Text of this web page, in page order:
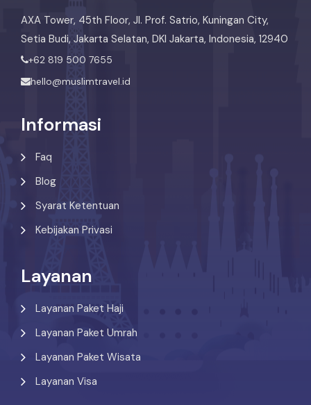
AXA Tower, 45th Floor, Jl. Prof. Satrio, Kuningan City,
Setia Budi, Jakarta Selatan, DKI Jakarta, Indonesia, 12940
+62 819 500 7655
hello@muslimtravel.id
Informasi
Faq
Blog
Syarat Ketentuan
Kebijakan Privasi
Layanan
Layanan Paket Haji
Layanan Paket Umrah
Layanan Paket Wisata
Layanan Visa